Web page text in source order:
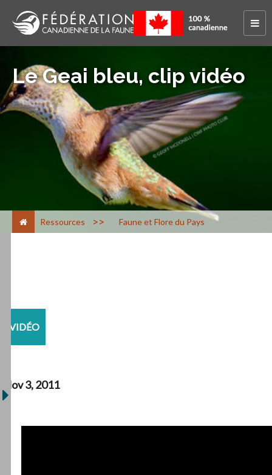
Le Geai bleu, clip vidéo
Ressources > Faune et Flore du Pays
VIDÉO
Nov 3, 2011